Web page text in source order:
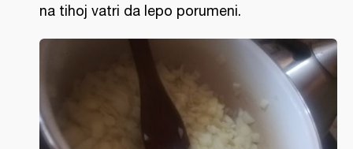
na tihoj vatri da lepo porumeni.